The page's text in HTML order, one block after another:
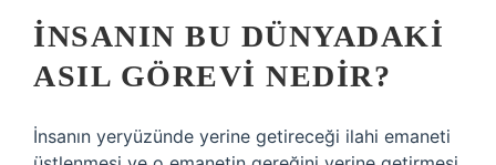
İNSANIN BU DÜNYADAKI
ASIL GÖREVI NEDIR?
İnsanın yeryüzünde yerine getireceği ilahi emaneti